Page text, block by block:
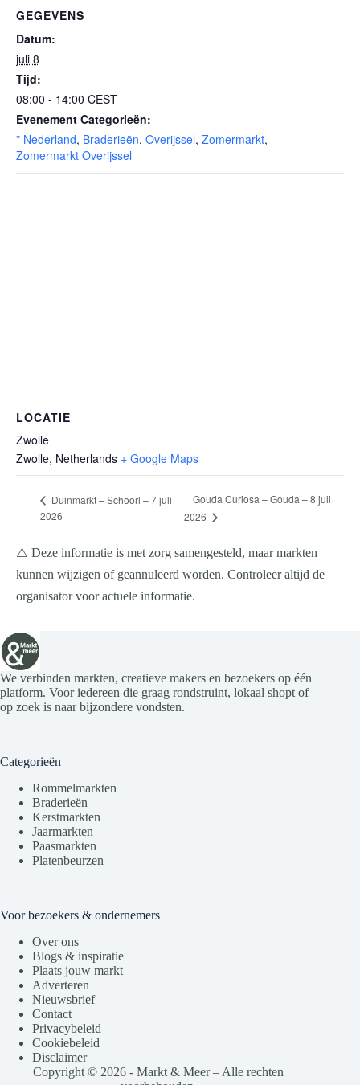
GEGEVENS
Datum:
juli 8
Tijd:
08:00 - 14:00 CEST
Evenement Categorieën:
* Nederland, Braderieën, Overijssel, Zomermarkt,
Zomermarkt Overijssel
LOCATIE
Zwolle
Zwolle, Netherlands + Google Maps
Duinmarkt – Schoorl – 7 juli
2026
Gouda Curiosa – Gouda – 8 juli
2026
⚠️ Deze informatie is met zorg samengesteld, maar markten
kunnen wijzigen of geannuleerd worden. Controleer altijd de
organisator voor actuele informatie.
We verbinden markten, creatieve makers en bezoekers op één
platform. Voor iedereen die graag rondstruint, lokaal shopt of
op zoek is naar bijzondere vondsten.
Categorieën
Rommelmarkten
Braderieën
Kerstmarkten
Jaarmarkten
Paasmarkten
Platenbeurzen
Voor bezoekers & ondernemers
Over ons
Blogs & inspiratie
Plaats jouw markt
Adverteren
Nieuwsbrief
Contact
Privacybeleid
Cookiebeleid
Disclaimer
Copyright © 2026 - Markt & Meer – Alle rechten